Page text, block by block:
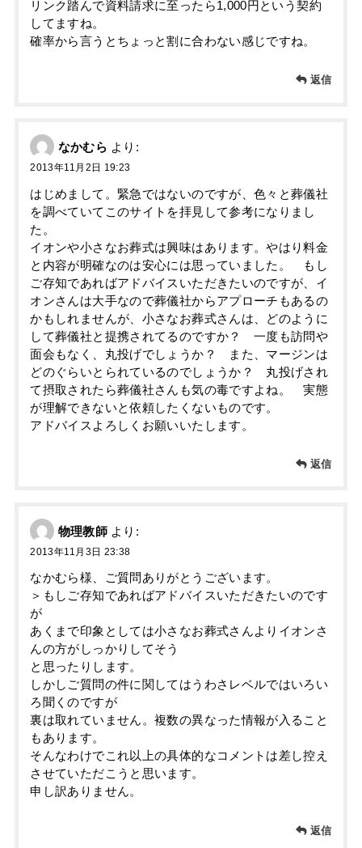
リンク踏んで資料請求に至ったら1,000円という契約
してますね。
確率から言うとちょっと割に合わない感じですね。
返信
なかむら より:
2013年11月2日 19:23
はじめまして。緊急ではないのですが、色々と葬儀社
を調べていてこのサイトを拝見して参考になりまし
た。
イオンや小さなお葬式は興味はあります。やはり料金
と内容が明確なのは安心には思っていました。 もし
ご存知であればアドバイスいただきたいのですが、イ
オンさんは大手なので葬儀社からアプローチもあるの
かもしれませんが、小さなお葬式さんは、どのように
して葬儀社と提携されてるのですか？ 一度も訪問や
面会もなく、丸投げでしょうか？ また、マージンは
どのぐらいとられているのでしょうか？ 丸投げされ
て摂取されたら葬儀社さんも気の毒ですよね。 実態
が理解できないと依頼したくないものです。
アドバイスよろしくお願いいたします。
返信
物理教師 より:
2013年11月3日 23:38
なかむら様、ご質問ありがとうございます。
＞もしご存知であればアドバイスいただきたいのです
が
あくまで印象としては小さなお葬式さんよりイオンさ
んの方がしっかりしてそう
と思ったりします。
しかしご質問の件に関してはうわさレベルではいろい
ろ聞くのですが
裏は取れていません。複数の異なった情報が入ること
もあります。
そんなわけでこれ以上の具体的なコメントは差し控え
させていただこうと思います。
申し訳ありません。
返信